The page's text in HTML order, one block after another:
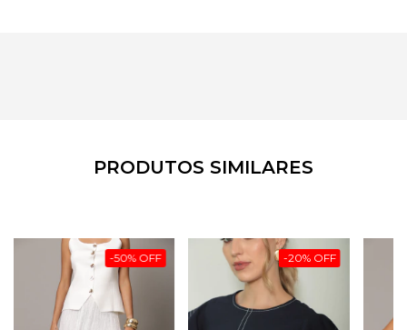
PRODUTOS SIMILARES
-50% OFF -20% OFF